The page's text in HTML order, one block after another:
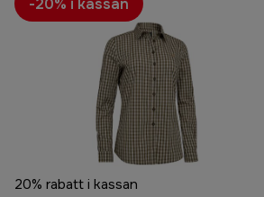
20% rabatt i kassan